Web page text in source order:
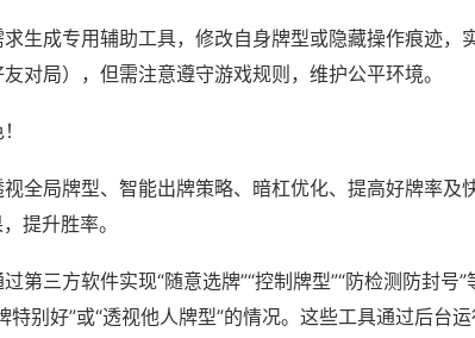
生成专用辅助工具，修改自身牌型或隐藏操作痕迹，
对局），但需注意遵守游戏规则，维护公平环境。
全局牌型、智能出牌策略、暗杠优化、提高好牌率及
提升胜率。
第三方软件实现“随意选牌”“控制牌型”“防检测防封号”
特别好”或“透视他人牌型”的情况。这些工具通过后台